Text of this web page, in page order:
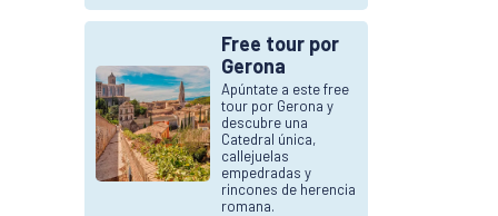
Free tour por
Gerona
Apúntate a este free
tour por Gerona y
descubre una
Catedral única,
callejuelas
empedradas y
rincones de herencia
romana.